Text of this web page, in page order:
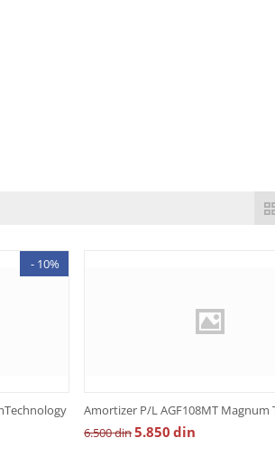
- 10%
Amortizer P/L AGF108MT Magnum
6.500din5.850 din